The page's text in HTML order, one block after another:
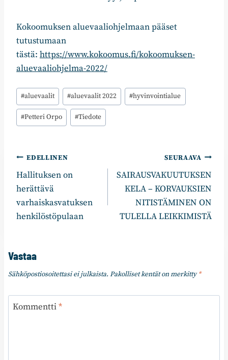
Kokoomuksen aluevaaliohjelmaan pääset
tutustumaan
tästä: https://www.kokoomus.fi/kokoomuksen-
aluevaaliohjelma-2022/
Avainsanat:
#aluevaalit #aluevaalit 2022 #hyvinvointialue
#Petteri Orpo #Tiedote
Artikkelien
selaus
EDELLINEN
Hallituksen on
herättävä
varhaiskasvatuksen
henkilöstöpulaan
SEURAAVA
SAIRAUSVAKUUTUKSEN
KELA – KORVAUKSIEN
NITISTÄMINEN ON
TULELLA LEIKKIMISTÄ
Vastaa
Sähköpostiosoitettasi ei julkaista. Pakolliset kentät on merkitty*
Kommentti*